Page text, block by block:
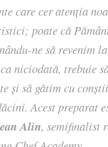
care cer atenția
poate că
ne să revenim
niciodată, trebuie
și să gătim cu
Acest preparat
Alin, semifinalist